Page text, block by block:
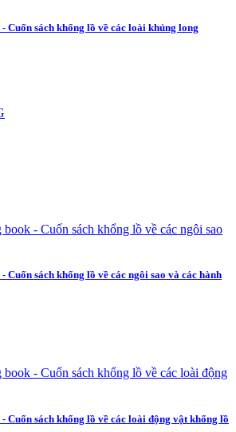
Cuốn sách khổng lồ về các loài khủng long
Cuốn sách khổng lồ về các ngôi sao và các hành
Cuốn sách khổng lồ về các loài động vật khổng lồ